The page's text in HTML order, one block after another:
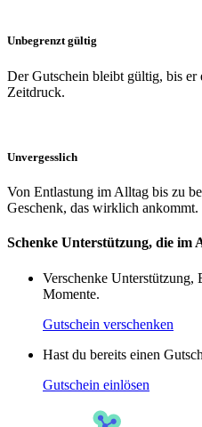
Unbegrenzt gültig
Der Gutschein bleibt gültig, bis er
Zeitdruck.
Unvergesslich
Von Entlastung im Alltag bis zu
Geschenk, das wirklich ankommt.
Schenke Unterstützung, die
Verschenke Unterstützung,
Momente.
Gutschein verschenken
Hast du bereits einen
Gutschein einlösen